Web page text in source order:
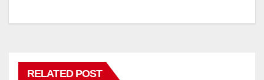
RELATED POST